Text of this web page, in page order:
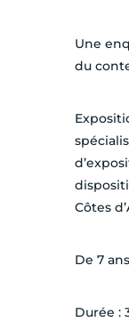
Une
du
Côtes
De 7
Durée :